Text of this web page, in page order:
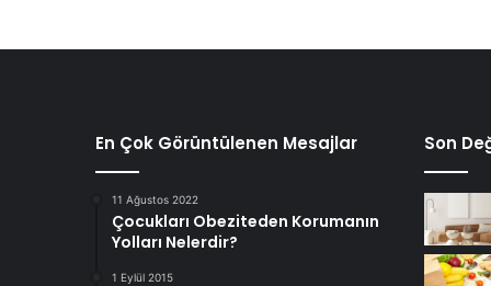
En Çok Görüntülenen Mesajlar
11 Ağustos 2022
Çocukları Obeziteden Korumanın
Yolları Nelerdir?
1 Eylül 2015
Son